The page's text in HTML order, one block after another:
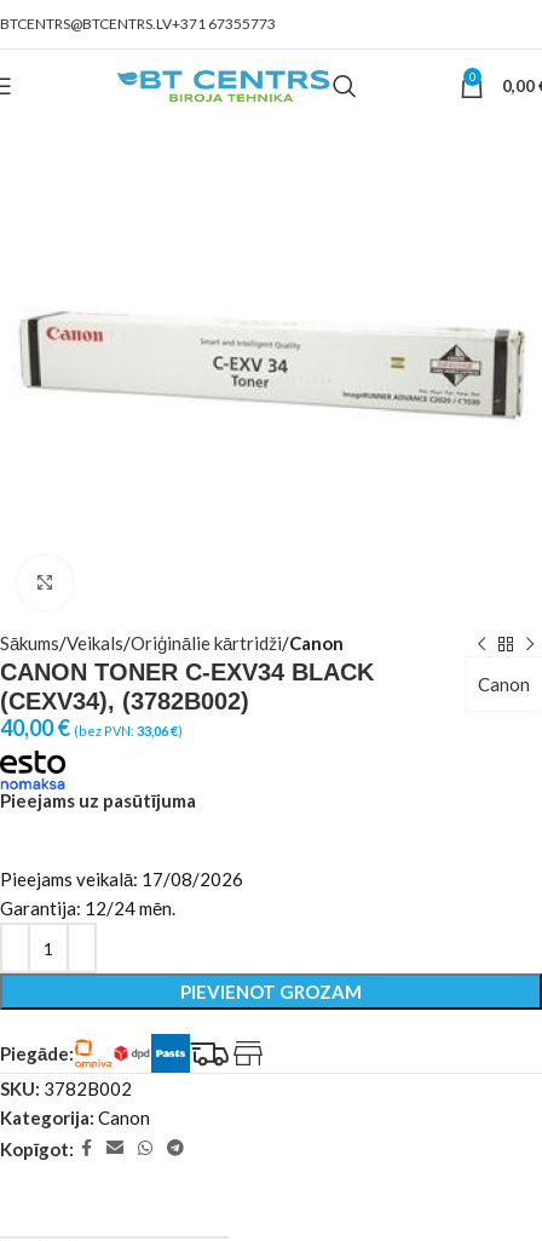
BTCENTRS@BTCENTRS.LV+371 67355773
0 0,00
Sākums Veikals Oriģinālie kārtridži Canon
CANON TONER C-EXV34 BLACK
(CEXV34), (3782B002)
Canon
40,00€ (bez PVN: 33,06€)
Pieejams uz pasūtījuma
Pieejams veikalā: 17/08/2026
Garantija: 12/24 mēn.
PIEVIENOT GROZAM
Piegāde:
SKU: 3782B002
Kategorija: Canon
Kopīgot: